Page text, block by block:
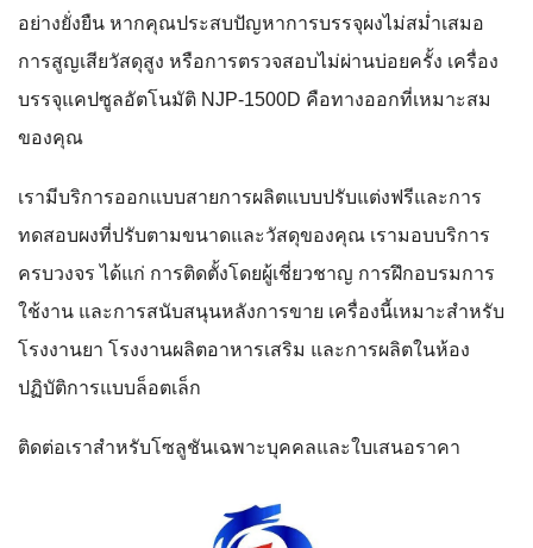
อย่างยั่งยืน หากคุณประสบปัญหาการบรรจุผงไม่สม่ำเสมอ
การสูญเสียวัสดุสูง หรือการตรวจสอบไม่ผ่านบ่อยครั้ง เครื่อง
บรรจุแคปซูลอัตโนมัติ NJP-1500D คือทางออกที่เหมาะสม
ของคุณ
เรามีบริการออกแบบสายการผลิตแบบปรับแต่งฟรีและการ
ทดสอบผงที่ปรับตามขนาดและวัสดุของคุณ เรามอบบริการ
ครบวงจร ได้แก่ การติดตั้งโดยผู้เชี่ยวชาญ การฝึกอบรมการ
ใช้งาน และการสนับสนุนหลังการขาย เครื่องนี้เหมาะสำหรับ
โรงงานยา โรงงานผลิตอาหารเสริม และการผลิตในห้อง
ปฏิบัติการแบบล็อตเล็ก
ติดต่อเราสำหรับโซลูชันเฉพาะบุคคลและใบเสนอราคา